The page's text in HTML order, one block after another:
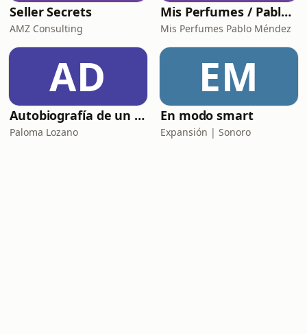
Seller Secrets
AMZ Consulting
Mis Perfumes / Pablo Méndez
Mis Perfumes Pablo Méndez
AD
Autobiografía de un Yogui con sitar
Paloma Lozano
EM
En modo smart
Expansión | Sonoro